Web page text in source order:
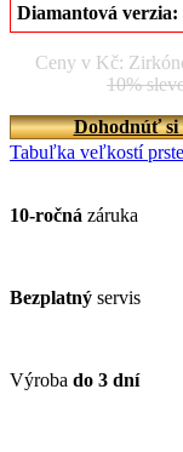
Diamantová verzia:
Ceny v Kč:
10%
Dohodnúť si
Tabuľka veľkostí
10-ročná záruka
Bezplatný servis
Výroba do 3 dní